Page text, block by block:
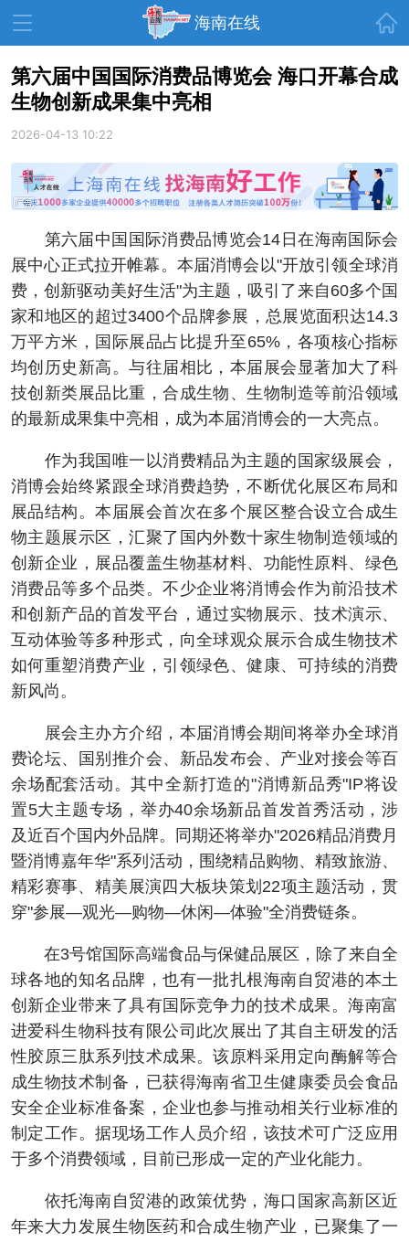
海南在线
资讯中心 热点 旅游
教育 健康 房产
生活 演出 活动
展会 走读海南 周末去哪儿
人才在线 天涯企服
第六届中国国际消费品博览会 海口开幕合成
生物创新成果集中亮相
2026-04-13 10:22
第六届中国国际消费品博览会14日在海南国际会
展中心正式拉开帷幕。本届消博会以"开放引领全球消
费，创新驱动美好生活"为主题，吸引了来自60多个国
家和地区的超过3400个品牌参展，总展览面积达14.3
万平方米，国际展品占比提升至65%，各项核心指标
均创历史新高。与往届相比，本届展会显著加大了科
技创新类展品比重，合成生物、生物制造等前沿领域
的最新成果集中亮相，成为本届消博会的一大亮点。
作为我国唯一以消费精品为主题的国家级展会，
消博会始终紧跟全球消费趋势，不断优化展区布局和
展品结构。本届展会首次在多个展区整合设立合成生
物主题展示区，汇聚了国内外数十家生物制造领域的
创新企业，展品覆盖生物基材料、功能性原料、绿色
消费品等多个品类。不少企业将消博会作为前沿技术
和创新产品的首发平台，通过实物展示、技术演示、
互动体验等多种形式，向全球观众展示合成生物技术
如何重塑消费产业，引领绿色、健康、可持续的消费
新风尚。
展会主办方介绍，本届消博会期间将举办全球消
费论坛、国别推介会、新品发布会、产业对接会等百
余场配套活动。其中全新打造的"消博新品秀"IP将设
置5大主题专场，举办40余场新品首发首秀活动，涉
及近百个国内外品牌。同期还将举办"2026精品消费月
暨消博嘉年华"系列活动，围绕精品购物、精致旅游、
精彩赛事、精美展演四大板块策划22项主题活动，贯
穿"参展—观光—购物—休闲—体验"全消费链条。
在3号馆国际高端食品与保健品展区，除了来自全
球各地的知名品牌，也有一批扎根海南自贸港的本土
创新企业带来了具有国际竞争力的技术成果。海南富
进爱科生物科技有限公司此次展出了其自主研发的活
性胶原三肽系列技术成果。该原料采用定向酶解等合
成生物技术制备，已获得海南省卫生健康委员会食品
安全企业标准备案，企业也参与推动相关行业标准的
制定工作。据现场工作人员介绍，该技术可广泛应用
于多个消费领域，目前已形成一定的产业化能力。
依托海南自贸港的政策优势，海口国家高新区近
年来大力发展生物医药和合成生物产业，已聚集了一